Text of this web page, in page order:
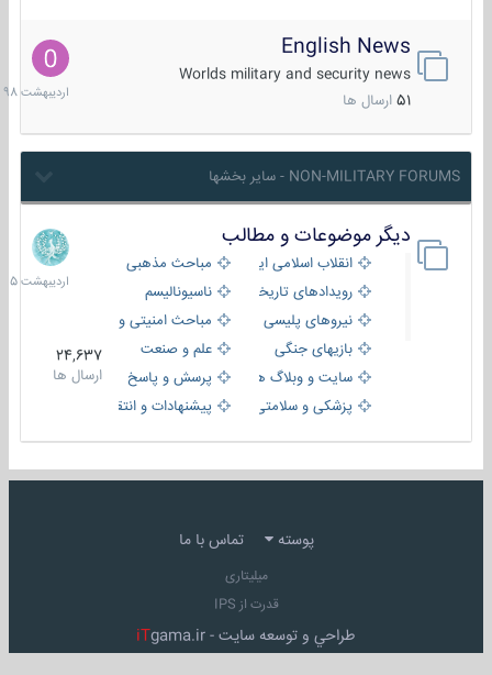
English News
Worlds military and security news
51 ارسال ها
10
1398
NON-MILITARY FORUMS - سایر بخشها
دیگر موضوعات و مطالب
انقلاب اسلامی ایران
مباحث مذهبی
رویدادهای تاریخی و مذهبیناسیونالیسم
نیروهای پلیسی
مباحث امنیتی و اطلاعاتی
بازیهای جنگی
علم و صنعت
سایت و وبلاگ ها
پرسش و پاسخ
پزشکی و سلامتی
پیشنهادات و انتقادات
24,637
ارسال ها
8
1405
پوسته تماس با ما
میلیتاری
قدرت از IPS
طراحي و توسعه سايت - iTgama.ir